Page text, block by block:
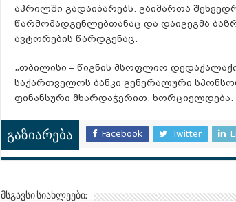
აპრილში გადაიბარებს. გაიმართა
წარმომადგენლებთანაც და დაიგეგმა
ავტორების წარდგენაც.
„თბილისი – წიგნის მსოფლიო
საქართველოს ბანკი გენერალური
ფინანსური მხარდაჭერით. ხორციელდება.
გაზიარება Facebook Twitter
მსგავსი სიახლეები: